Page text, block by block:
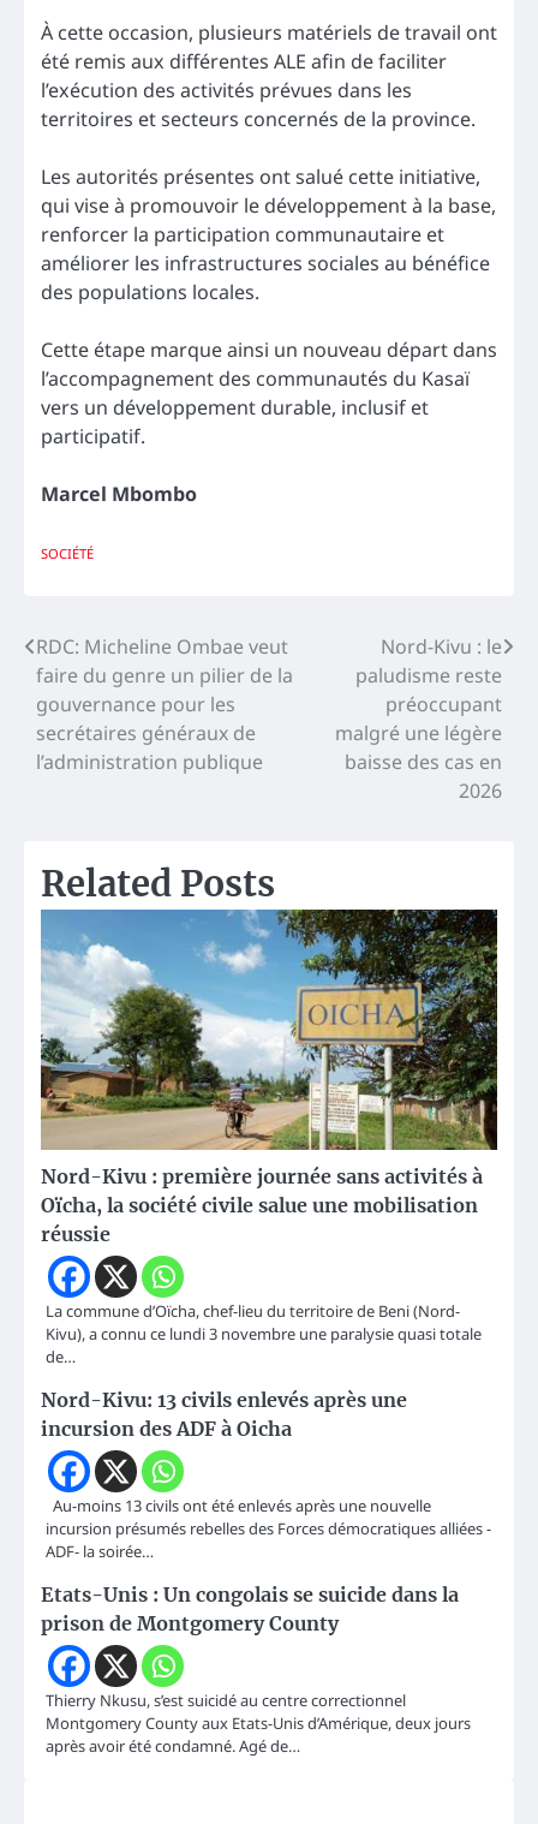
À cette occasion, plusieurs matériels de travail ont
été remis aux différentes ALE afin de faciliter
l’exécution des activités prévues dans les
territoires et secteurs concernés de la province.
Les autorités présentes ont salué cette initiative,
qui vise à promouvoir le développement à la base,
renforcer la participation communautaire et
améliorer les infrastructures sociales au bénéfice
des populations locales.
Cette étape marque ainsi un nouveau départ dans
l’accompagnement des communautés du Kasaï
vers un développement durable, inclusif et
participatif.
Marcel Mbombo
SOCIÉTÉ
Navigation
de
l’article
RDC: Micheline Ombae veut
faire du genre un pilier de la
gouvernance pour les
secrétaires généraux de
l’administration publique
Nord-Kivu : le
paludisme reste
préoccupant
malgré une légère
baisse des cas en
2026
Related Posts
Nord-Kivu : première journée sans activités à
Oïcha, la société civile salue une mobilisation
réussie
La commune d’Oïcha, chef-lieu du territoire de Beni (Nord-
Kivu), a connu ce lundi 3 novembre une paralysie quasi totale
de…
Nord-Kivu: 13 civils enlevés après une
incursion des ADF à Oicha
Au-moins 13 civils ont été enlevés après une nouvelle
incursion présumés rebelles des Forces démocratiques alliées -
ADF- la soirée…
Etats-Unis : Un congolais se suicide dans la
prison de Montgomery County
Thierry Nkusu, s’est suicidé au centre correctionnel
Montgomery County aux Etats-Unis d’Amérique, deux jours
après avoir été condamné. Agé de…